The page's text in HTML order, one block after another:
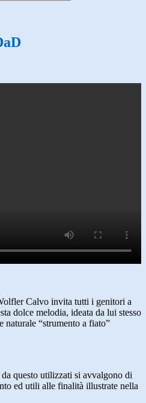
Calvo invita tutti i genitori a
dolce melodia, ideata da lui stesso
naturale “strumento a fiato”
questo utilizzati si avvalgono di
ed utili alle finalità illustrate nella